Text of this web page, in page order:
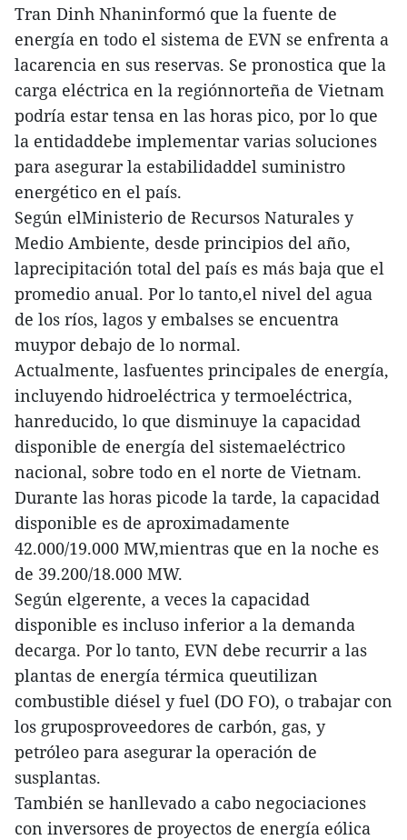
Tran Dinh Nhaninformó que la fuente de
energía en todo el sistema de EVN se enfrenta a
lacarencia en sus reservas. Se pronostica que la
carga eléctrica en la regiónnorteña de Vietnam
podría estar tensa en las horas pico, por lo que
la entidaddebe implementar varias soluciones
para asegurar la estabilidaddel suministro
energético en el país.
Según elMinisterio de Recursos Naturales y
Medio Ambiente, desde principios del año,
laprecipitación total del país es más baja que el
promedio anual. Por lo tanto,el nivel del agua
de los ríos, lagos y embalses se encuentra
muypor debajo de lo normal.
Actualmente, lasfuentes principales de energía,
incluyendo hidroeléctrica y termoeléctrica,
hanreducido, lo que disminuye la capacidad
disponible de energía del sistemaeléctrico
nacional, sobre todo en el norte de Vietnam.
Durante las horas picode la tarde, la capacidad
disponible es de aproximadamente
42.000/19.000 MW,mientras que en la noche es
de 39.200/18.000 MW.
Según elgerente, a veces la capacidad
disponible es incluso inferior a la demanda
decarga. Por lo tanto, EVN debe recurrir a las
plantas de energía térmica queutilizan
combustible diésel y fuel (DO FO), o trabajar con
los gruposproveedores de carbón, gas, y
petróleo para asegurar la operación de
susplantas.
También se hanllevado a cabo negociaciones
con inversores de proyectos de energía eólica